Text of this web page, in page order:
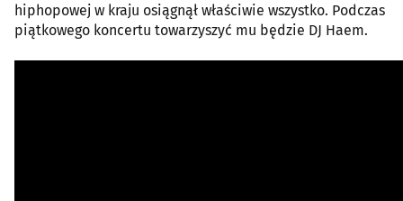
hiphopowej w kraju osiągnął właściwie wszystko. Podczas
piątkowego koncertu towarzyszyć mu będzie DJ Haem.